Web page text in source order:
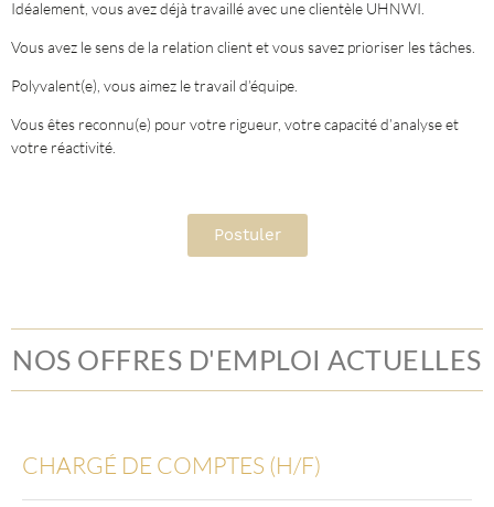
Idéalement, vous avez déjà travaillé avec une clientèle UHNWI.
Vous avez le sens de la relation client et vous savez prioriser les tâches.
Polyvalent(e), vous aimez le travail d’équipe.
Vous êtes reconnu(e) pour votre rigueur, votre capacité d’analyse et
votre réactivité.
Postuler
NOS OFFRES D'EMPLOI ACTUELLES
CHARGÉ DE COMPTES (H/F)